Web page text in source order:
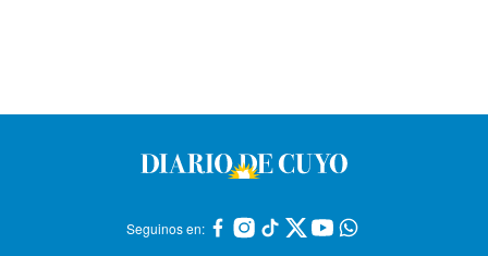
Seguinos en: